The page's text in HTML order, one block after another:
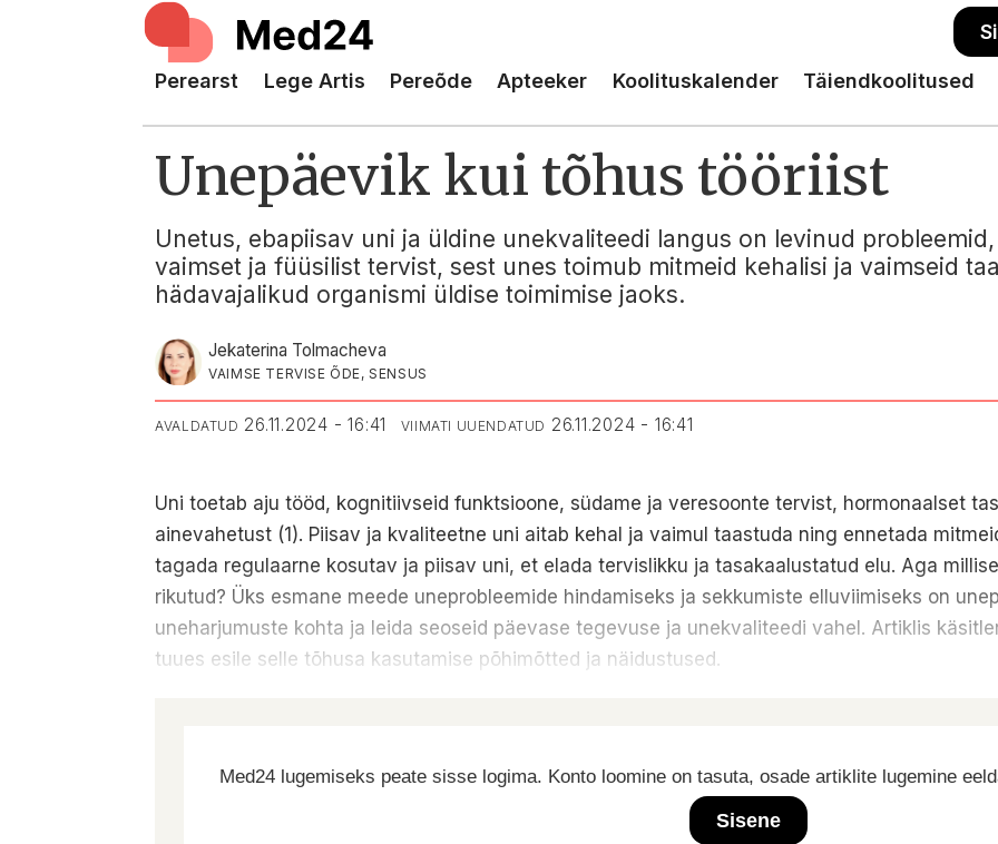
Perearst Lege Artis Pereõde Apteeker Koolituskalender Täiendkoolitused
Unepäevik kui tõhus tööriist
Unetus, ebapiisav uni ja üldine unekvaliteedi langus on levinud
vaimset ja füüsilist tervist, sest unes toimub mitmeid kehalisi ja vaimseid
hädavajalikud organismi üldise toimimise jaoks.
Jekaterina Tolmacheva
VAIMSE TERVISE ÕDE, SENSUS
AVALDATUD 26.11.2024 - 16:41 VIIMATI UUENDATUD 26.11.2024 - 16:41
Uni toetab aju tööd, kognitiivseid funktsioone, südame ja veresoonte tervist, hormonaalset
ainevahetust (1). Piisav ja kvaliteetne uni aitab kehal ja vaimul taastuda ning ennetada
tagada regulaarne kosutav ja piisav uni, et elada tervislikku ja tasakaalustatud elu. Aga
rikutud? Üks esmane meede uneprobleemide hindamiseks ja sekkumiste elluviimiseks on
uneharjumuste kohta ja leida seoseid päevase tegevuse ja unekvaliteedi vahel. Artiklis
tuues esile selle tõhusa kasutamise põhimõtted ja näidustused.
Med24 lugemiseks peate sisse logima. Konto loomine on tasuta, osade artiklite lugemine
Sisene